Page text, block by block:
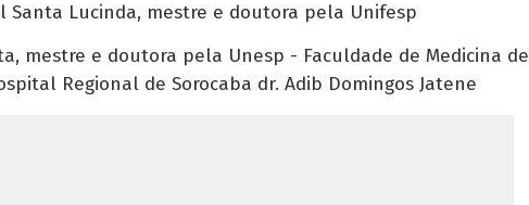
Santa Lucinda, mestre e doutora pela Unifesp
mestre e doutora pela Unesp - Faculdade de Medicina de
Regional de Sorocaba dr. Adib Domingos Jatene